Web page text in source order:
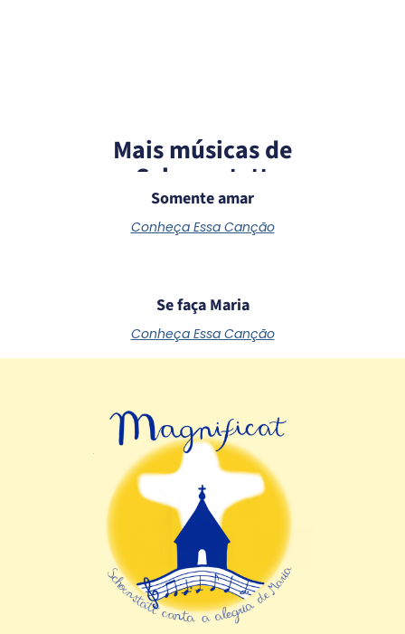
Mais músicas de
Schoenstatt
Somente amar
Conheça Essa Canção
Se faça Maria
Conheça Essa Canção